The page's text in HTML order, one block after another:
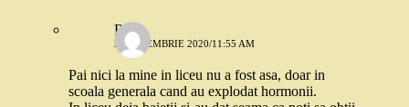
Robo
3 SEPTEMBRIE 2020/11:55 AM
Pai nici la mine in liceu nu a fost asa, doar in
scoala generala cand au explodat hormonii.